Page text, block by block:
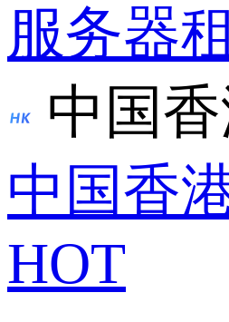
服务器
中国
中国香
HOT